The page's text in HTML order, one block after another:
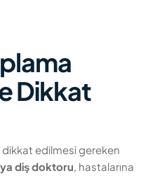
Dikkat
dikkat edilmesi gereken
diş doktoru, hastalarına